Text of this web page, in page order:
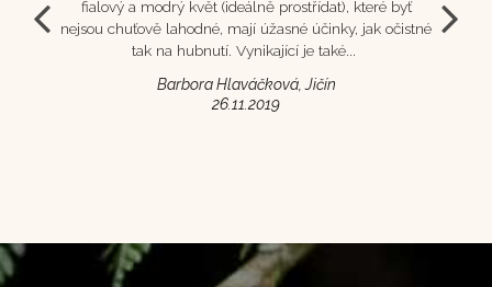
velke
fialový a modrý květ (ideálně prostřídat), které byť
nejsou chuťově lahodné, mají úžasné účinky, jak očistné
tak na hubnutí. Vynikající je také...
Barbora Hlaváčková, Jičín
26.11.2019
se na